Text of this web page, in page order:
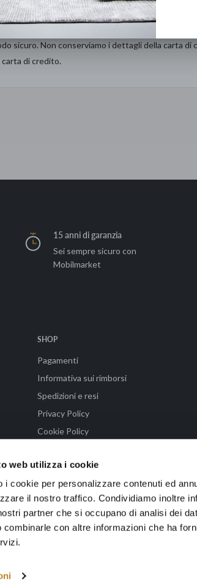
web utilizza i cookie
i cookie per personalizzare contenuti ed
il nostro traffico. Condividiamo inoltre
partner che si occupano di analisi dei
combinarle con altre informazioni che ha
case con noi.
sicuro. Non conserviamo i dettagli della carta di
carta di credito.
15 anni di garanzia
Sei sempre sicuro con
Mobilmarket
SHOP
Pagamenti
Informativa sui rimborsi
Spedizioni e resi
Privacy Policy
Cookie Policy
48 - 50133 Firenze (FI) | P.IVA 04576990487 | Powered